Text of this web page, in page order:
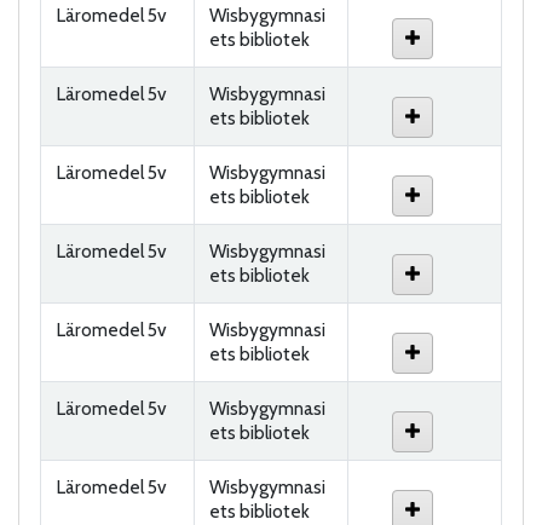
Läromedel 5v
Wisbygymnasi
ets bibliotek
Läromedel 5v
Wisbygymnasi
ets bibliotek
Läromedel 5v
Wisbygymnasi
ets bibliotek
Läromedel 5v
Wisbygymnasi
ets bibliotek
Läromedel 5v
Wisbygymnasi
ets bibliotek
Läromedel 5v
Wisbygymnasi
ets bibliotek
Läromedel 5v
Wisbygymnasi
ets bibliotek